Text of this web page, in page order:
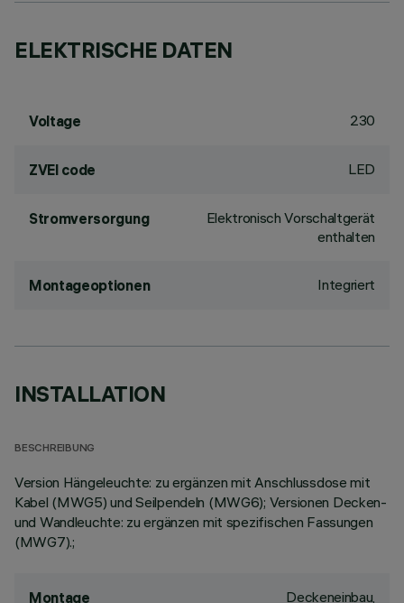
ELEKTRISCHE DATEN
Voltage 230
ZVEI code LED
Stromversorgung
Elektronisch Vorschaltgerät
enthalten
Montageoptionen Integriert
INSTALLATION
BESCHREIBUNG
Version Hängeleuchte: zu ergänzen mit Anschlussdose mit
Kabel (MWG5) und Seilpendeln (MWG6); Versionen Decken-
und Wandleuchte: zu ergänzen mit spezifischen Fassungen
(MWG7).;
Montage
Deckeneinbau,